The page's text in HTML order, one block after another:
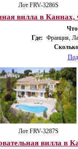
Лот FRV-3286S
вилла в
Где: Франция,
Лот FRV-3287S
вилла в